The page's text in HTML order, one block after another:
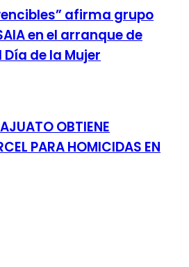
afirma grupo
en el arranque de
de la Mujer
OBTIENE
PARA HOMICIDAS EN